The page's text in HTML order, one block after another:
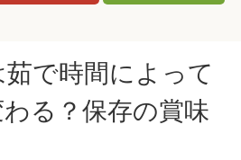
で時間によって
る？保存の賞味